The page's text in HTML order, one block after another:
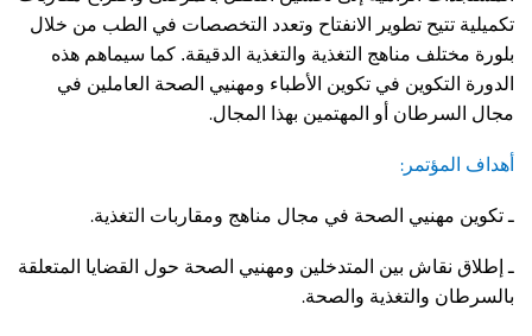
تكميلية تتيح تطوير الانفتاح وتعدد التخصصات في الطب من خلال
بلورة مختلف مناهج التغذية والتغذية الدقيقة. كما سيماهم هذه
الدورة التكوين في تكوين الأطباء ومهنيي الصحة العاملين في
مجال السرطان أو المهتمين بهذا المجال.
أهداف المؤتمر :
ـ تكوين مهنيي الصحة في مجال مناهج ومقاربات التغذية.
ـ إطلاق نقاش بين المتدخلين ومهنيي الصحة حول القضايا المتعلقة
بالسرطان والتغذية والصحة.